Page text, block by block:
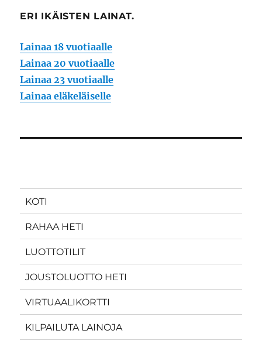
ERI IKÄISTEN LAINAT.
Lainaa 18 vuotiaalle
Lainaa 20 vuotiaalle
Lainaa 23 vuotiaalle
Lainaa eläkeläiselle
KOTI
RAHAA HETI
LUOTTOTILIT
JOUSTOLUOTTO HETI
VIRTUAALIKORTTI
KILPAILUTA LAINOJA